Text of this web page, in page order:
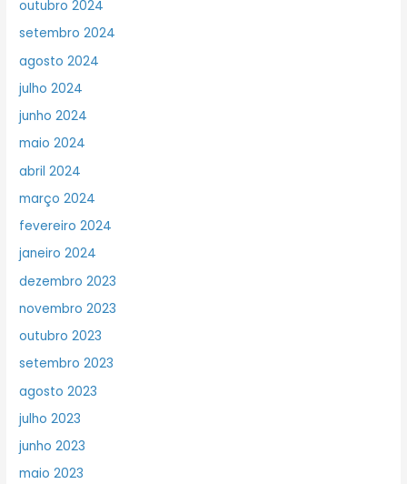
outubro 2024
setembro 2024
agosto 2024
julho 2024
junho 2024
maio 2024
abril 2024
março 2024
fevereiro 2024
janeiro 2024
dezembro 2023
novembro 2023
outubro 2023
setembro 2023
agosto 2023
julho 2023
junho 2023
maio 2023